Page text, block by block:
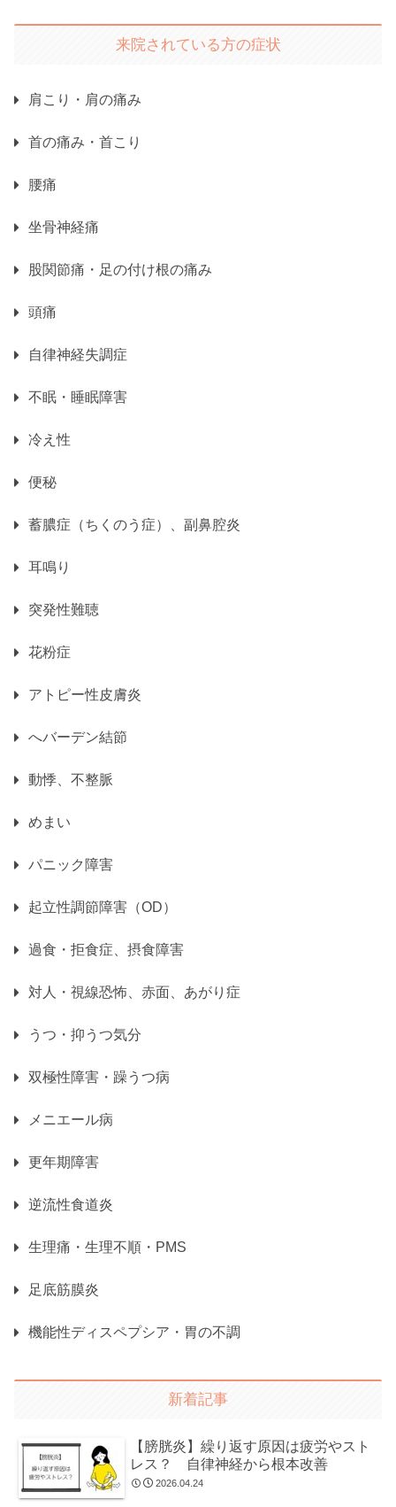
来院されている方の症状
肩こり・肩の痛み
首の痛み・首こり
腰痛
坐骨神経痛
股関節痛・足の付け根の痛み
頭痛
自律神経失調症
不眠・睡眠障害
冷え性
便秘
蓄膿症（ちくのう症）、副鼻腔炎
耳鳴り
突発性難聴
花粉症
アトピー性皮膚炎
へバーデン結節
動悸、不整脈
めまい
パニック障害
起立性調節障害（OD）
過食・拒食症、摂食障害
対人・視線恐怖、赤面、あがり症
うつ・抑うつ気分
双極性障害・躁うつ病
メニエール病
更年期障害
逆流性食道炎
生理痛・生理不順・PMS
足底筋膜炎
機能性ディスペプシア・胃の不調
新着記事
【膀胱炎】繰り返す原因は疲労やスト
レス？ 自律神経から根本改善
2026.04.24